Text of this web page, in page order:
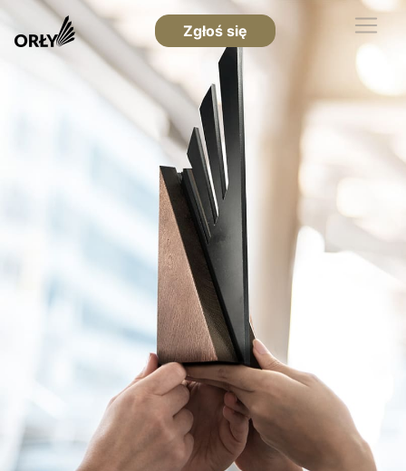
Zgłoś się